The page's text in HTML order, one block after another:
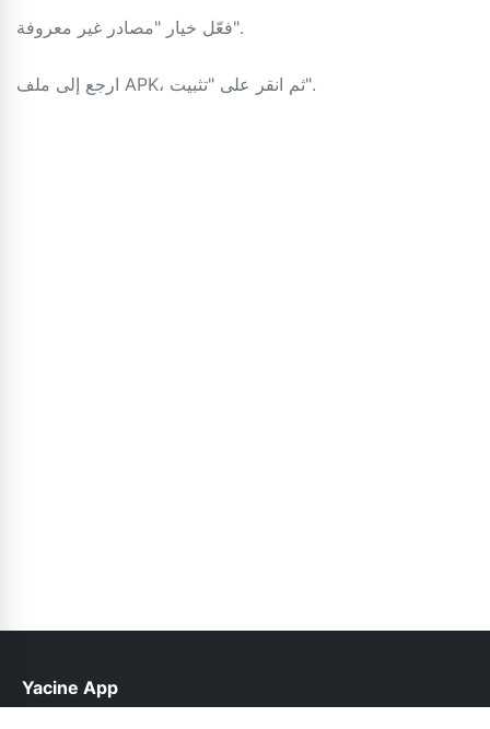
فعّل خيار "مصادر غير معروفة".
ارجع إلى ملف APK، ثم انقر على "تثبيت".
Yacine App